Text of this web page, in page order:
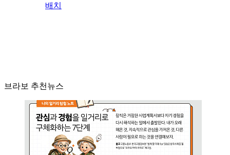
배치
브라보 추천뉴스